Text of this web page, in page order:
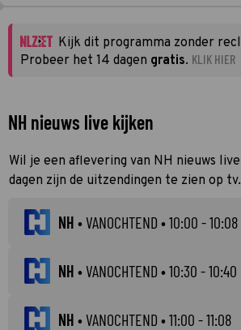
Kijk dit programma zonder
Probeer het 14 dagen gratis. KLIK HIER
NH nieuws live kijken
Wil je een aflevering van NH nieuws
dagen zijn de uitzendingen te zien op tv.
NH •VANOCHTEND • 10:00 - 10:08
NH •VANOCHTEND • 10:30 - 10:40
NH •VANOCHTEND • 11:00 - 11:08